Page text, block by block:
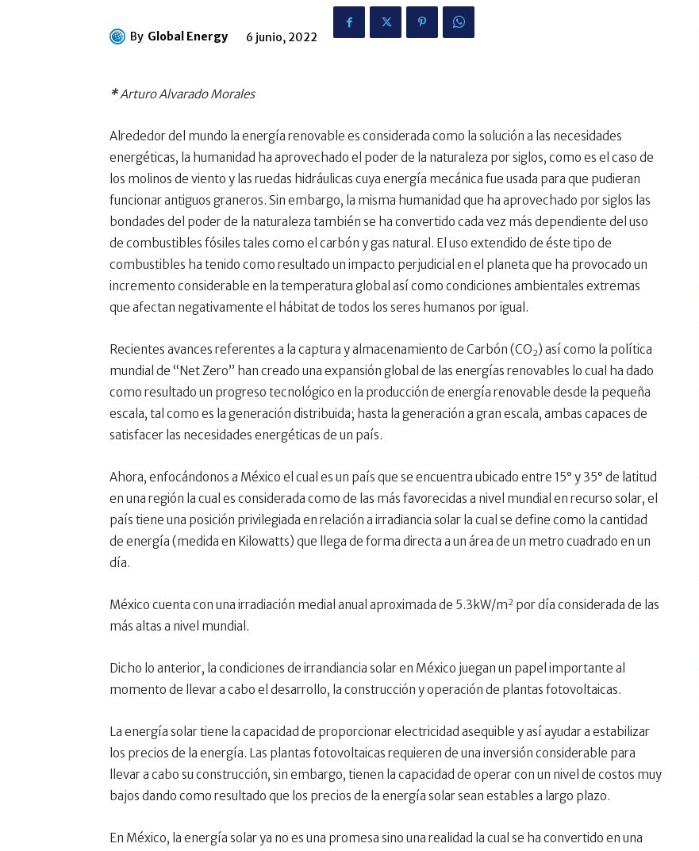
By Global Energy 6 junio, 2022
*Arturo Alvarado Morales
Alrededor del mundo la energía renovable es considerada como la solución a las necesidades
energéticas, la humanidad ha aprovechado el poder de la naturaleza por siglos, como es el caso de
los molinos de viento y las ruedas hidráulicas cuya energía mecánica fue usada para que pudieran
funcionar antiguos graneros. Sin embargo, la misma humanidad que ha aprovechado por siglos las
bondades del poder de la naturaleza también se ha convertido cada vez más dependiente del uso
de combustibles fósiles tales como el carbón y gas natural. El uso extendido de éste tipo de
combustibles ha tenido como resultado un impacto perjudicial en el planeta que ha provocado un
incremento considerable en la temperatura global así como condiciones ambientales extremas
que afectan negativamente el hábitat de todos los seres humanos por igual.
Recientes avances referentes a la captura y almacenamiento de Carbón (CO2) así como la política
mundial de “Net Zero” han creado una expansión global de las energías renovables lo cual ha dado
como resultado un progreso tecnológico en la producción de energía renovable desde la pequeña
escala, tal como es la generación distribuida; hasta la generación a gran escala, ambas capaces de
satisfacer las necesidades energéticas de un país.
Ahora, enfocándonos a México el cual es un país que se encuentra ubicado entre 15° y 35° de latitud
en una región la cual es considerada como de las más favorecidas a nivel mundial en recurso solar, el
país tiene una posición privilegiada en relación a irradiancia solar la cual se define como la cantidad
de energía (medida en Kilowatts) que llega de forma directa a un área de un metro cuadrado en un
día.
México cuenta con una irradiación medial anual aproximada de 5.3kW/m2 por día considerada de las
más altas a nivel mundial.
Dicho lo anterior, la condiciones de irrandiancia solar en México juegan un papel importante al
momento de llevar a cabo el desarrollo, la construcción y operación de plantas fotovoltaicas.
La energía solar tiene la capacidad de proporcionar electricidad asequible y así ayudar a estabilizar
los precios de la energía. Las plantas fotovoltaicas requieren de una inversión considerable para
llevar a cabo su construcción, sin embargo, tienen la capacidad de operar con un nivel de costos muy
bajos dando como resultado que los precios de la energía solar sean estables a largo plazo.
En México, la energía solar ya no es una promesa sino una realidad la cual se ha convertido en una